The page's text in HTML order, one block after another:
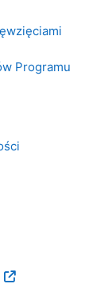
Programu